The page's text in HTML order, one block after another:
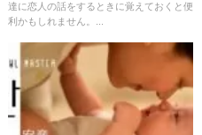
達に恋人の話をするときに覚えておくと便
利かもしれません。...